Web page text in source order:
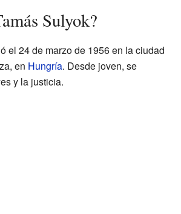
Sulyok?
el 24 de marzo de 1956 en la ciudad
en Hungría. Desde joven, se
y la justicia.